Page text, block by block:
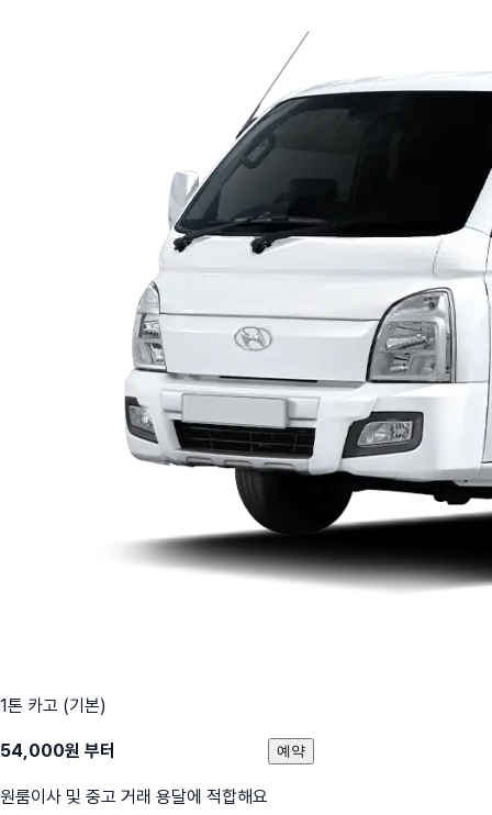
1톤 카고 (기본)
54,000원 부터
원룸이사 및 중고 거래 용달에 적합해요
예약